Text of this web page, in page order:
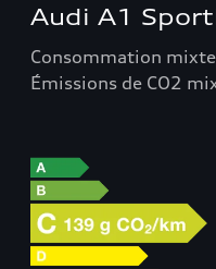
Audi A1
Consommation
Émissions de CO2